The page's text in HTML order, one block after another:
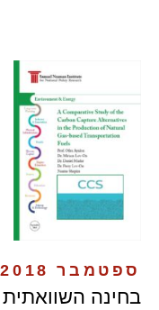
ספטמבר 2018
בחינה